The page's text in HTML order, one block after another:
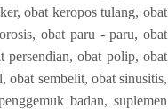
obat keropos tulang, obat
obat paru - paru, obat
persendian, obat polip, obat
obat sembelit, obat sinusitis,
badan, suplemen